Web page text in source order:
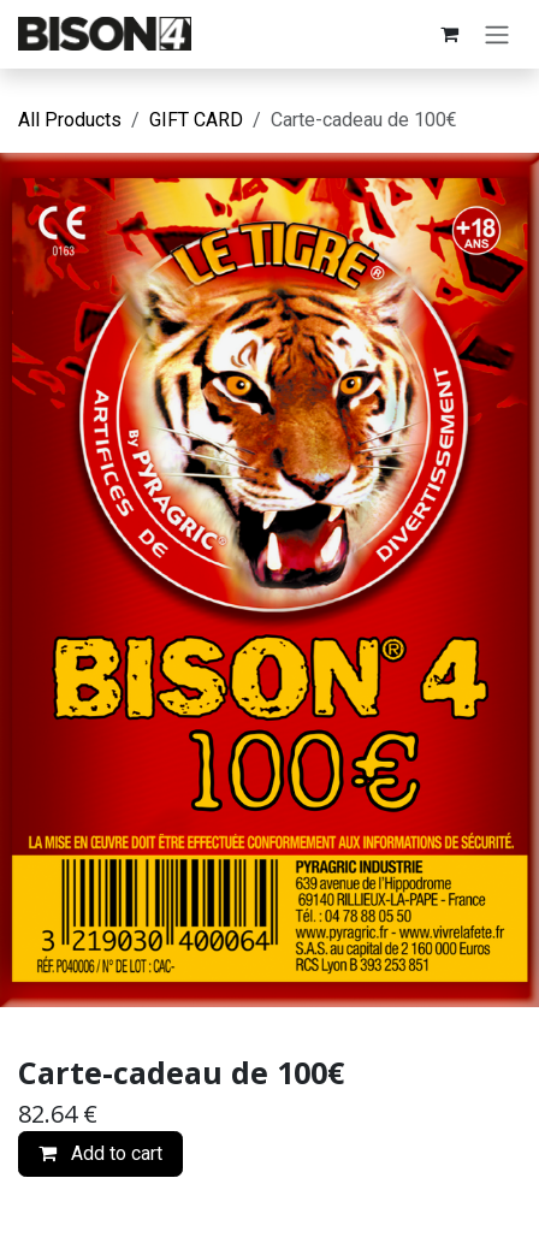
Skip to Content
All Products GIFT CARD Carte-cadeau de 100€
Carte-cadeau de 100€
82.64€
Add to cart